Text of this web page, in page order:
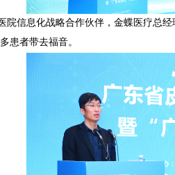
院信息化战略合作伙伴，金蝶医疗总
患者带去福音。